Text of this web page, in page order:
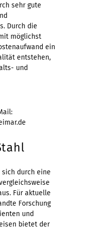
sehr gute
Durch die
möglichst
ein
entstehen,
und
sich durch eine
Für aktuelle
Forschung
und
bietet der